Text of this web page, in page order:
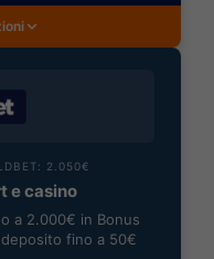
2.050€
e casino
a 2.000€ in Bonus
fino a 50€